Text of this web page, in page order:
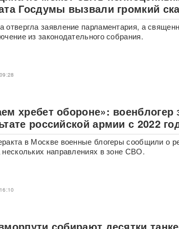
Госдумы вызвали громкий
отвергла заявление парламентария, а
из законодательного собрания.
хребет обороне»:
российской армии с 2022
в Москве военные блогеры сообщили о
нескольких направлениях в зоне СВО.